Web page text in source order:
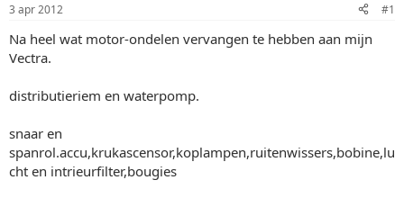
a
r
e
u
3 apr 2012 #1
Na heel wat motor-ondelen vervangen te hebben aan mijn
Vectra.
distributieriem en waterpomp.
snaar en
spanrol.accu,krukascensor,koplampen,ruitenwissers,bobine,lu
cht en intrieurfilter,bougies